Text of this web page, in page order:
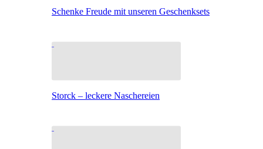
Schenke Freude mit unseren Geschenksets
Storck – leckere Naschereien